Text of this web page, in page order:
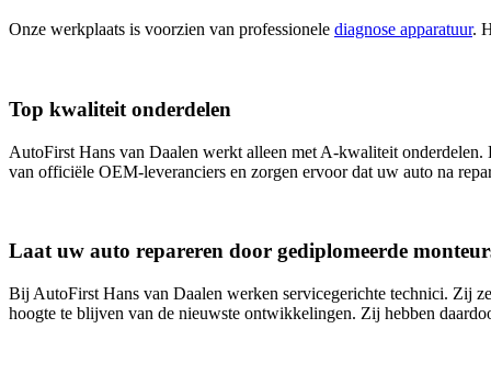
Onze werkplaats is voorzien van professionele diagnose apparatuur.
Top kwaliteit onderdelen
AutoFirst Hans van Daalen werkt alleen met A-kwaliteit
van officiële OEM-leveranciers en zorgen ervoor dat uw auto na
Laat uw auto repareren door gediplomeerde
Bij AutoFirst Hans van Daalen werken servicegerichte technici. Zij
hoogte te blijven van de nieuwste ontwikkelingen. Zij hebben